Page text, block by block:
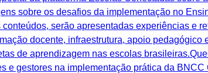
sobre os desafios da implementação no
serão apresentadas experiências e
docente, infraestrutura, apoio
de aprendizagem nas escolas
e gestores na implementação prática da